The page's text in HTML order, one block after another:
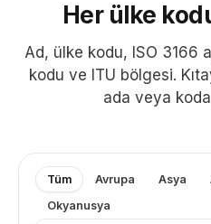
Her ülke
Ad, ülke kodu, ISO 3166
kodu ve ITU bölgesi.
ada veya
Tüm Avrupa Asya
Okyanusya